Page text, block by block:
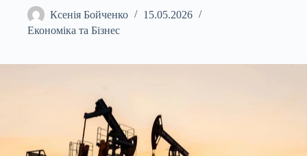
Ксенія Бойченко
15.05.2026
Економіка та Бізнес